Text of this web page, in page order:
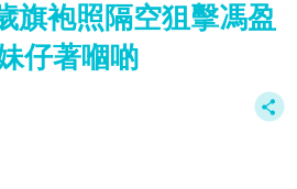
旗袍照隔空狙擊馮盈
仔著嗰啲